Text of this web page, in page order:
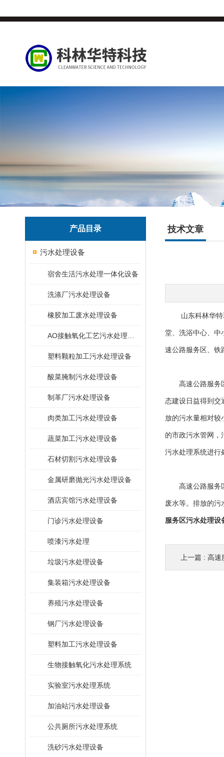
产品目录
污水处理设备
宿舍生活污水处理一体化设备
洗涤厂污水处理设备
橡胶加工废水处理设备
塑料颗粒加工污水处理设备
酸菜腌制污水处理设备
制革厂污水处理设备
肉类加工污水处理设备
蔬菜加工污水处理设备
石材切割污水处理设备
金属研磨抛光污水处理设备
酒店宾馆污水处理设备
门诊污水处理设备
喷漆污水处理
垃圾污水处理设备
集装箱污水处理设备
养殖污水处理设备
钢厂污水处理设备
塑料加工污水处理设备
生物接触氧化污水处理系统
​实验室污水处理系统
加油站污水处理设备
公共厕所污水处理系统
洗砂污水处理设备
技术文章
山东科林华特
堂、洗浴中心、中
速公路服务区、铁
高速公路服务区
态建设日益得到交
放的污水量相对较
的市政污水管网，
污水处理系统进行
高速公路服务区
废水等。排放的污
服务区污水处理设
上一篇 : 高速